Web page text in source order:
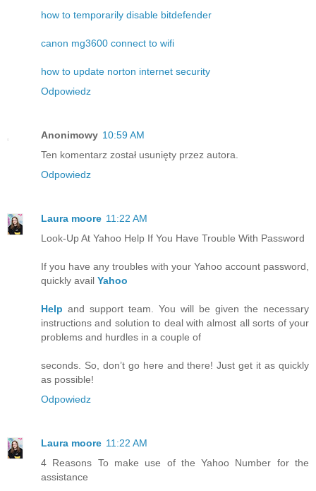
how to temporarily disable bitdefender
canon mg3600 connect to wifi
how to update norton internet security
Odpowiedz
Anonimowy 10:59 AM
Ten komentarz został usunięty przez autora.
Odpowiedz
Laura moore 11:22 AM
Look-Up At Yahoo Help If You Have Trouble With Password
If you have any troubles with your Yahoo account password,
quickly avail Yahoo
Help and support team. You will be given the necessary
instructions and solution to deal with almost all sorts of your
problems and hurdles in a couple of
seconds. So, don’t go here and there! Just get it as quickly
as possible!
Odpowiedz
Laura moore 11:22 AM
4 Reasons To make use of the Yahoo Number for the
assistance